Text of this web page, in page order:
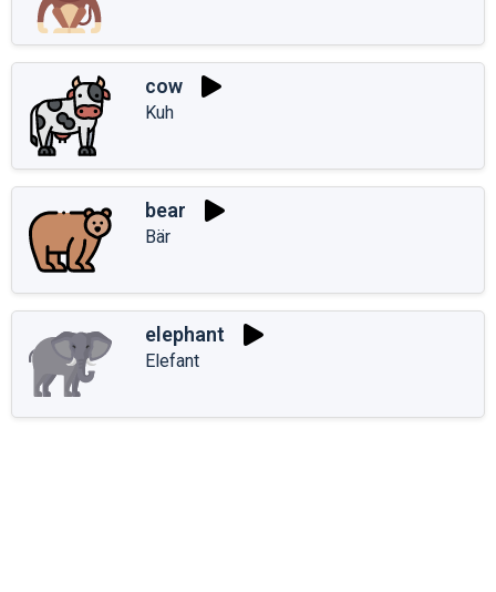
cow
Kuh
bear
Bär
elephant
Elefant